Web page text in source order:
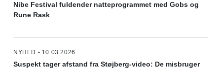
Nibe Festival fuldender natteprogrammet med Gobs og
Rune Rask
NYHED - 10.03.2026
Suspekt tager afstand fra Støjberg-video: De misbruger